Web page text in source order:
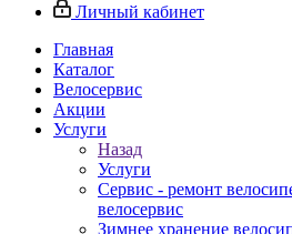
Личный кабинет
Главная
Каталог
Велосервис
Акции
Услуги
Назад
Услуги
Сервис - ремонт
велосервис
Зимнее хранение